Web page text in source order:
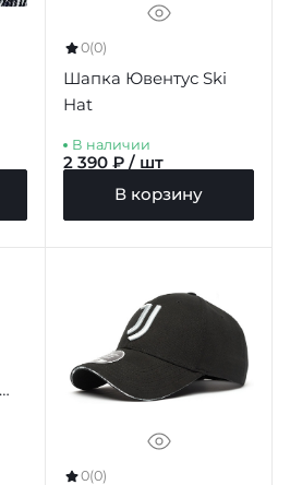
0(0)
Шапка Ювентус Ski
Hat
В наличии
2 390 ₽ / шт
В корзину
0(0)